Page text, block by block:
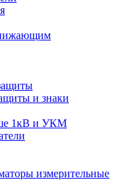
и знаки
1кВ и УКМ
измерительные